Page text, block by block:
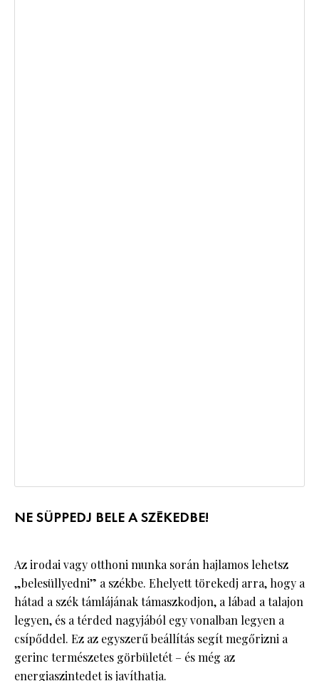
NE SÜPPEDJ BELE A SZÉKEDBE!
Az irodai vagy otthoni munka során hajlamos lehetsz
„belesüllyedni” a székbe. Ehelyett törekedj arra, hogy a
hátad a szék támlájának támaszkodjon, a lábad a talajon
legyen, és a térded nagyjából egy vonalban legyen a
csípőddel. Ez az egyszerű beállítás segít megőrizni a
gerinc természetes görbületét – és még az
energiaszintedetis javíthatja.